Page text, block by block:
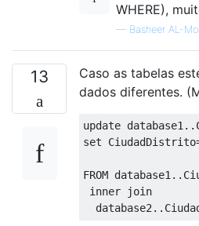
WHERE),
— Basheer AL-
13
Caso as tabelas
dados diferentes.
update database1 ..
set CiudadDistrito
FROM database1 ..
inner
join
  database2
..